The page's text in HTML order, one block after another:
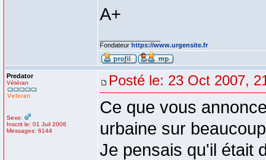
A+
Fondateur https://www.urgensite.fr
Predator
Vétéran
Sexe:
Inscrit le: 01 Juil 2006
Messages: 6144
Posté le: 23 Oct 2007,
Ce que vous
urbaine sur
Je pensais qu'il était